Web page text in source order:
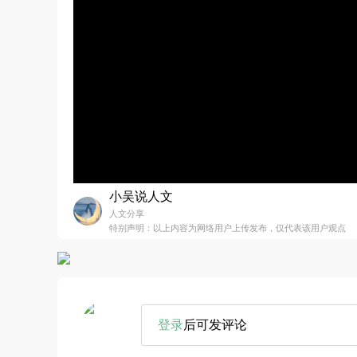
小吴说人文
人文分享
特别声明：以上内容为网络用户上传发布，仅代表该用户观点
登录后可发评论